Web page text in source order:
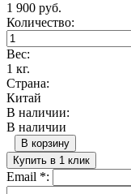
1 900 руб.
Количество:
Вес:
1 кг.
Страна:
Китай
В наличии:
В наличии
В корзину
Купить в 1 клик
Email *: